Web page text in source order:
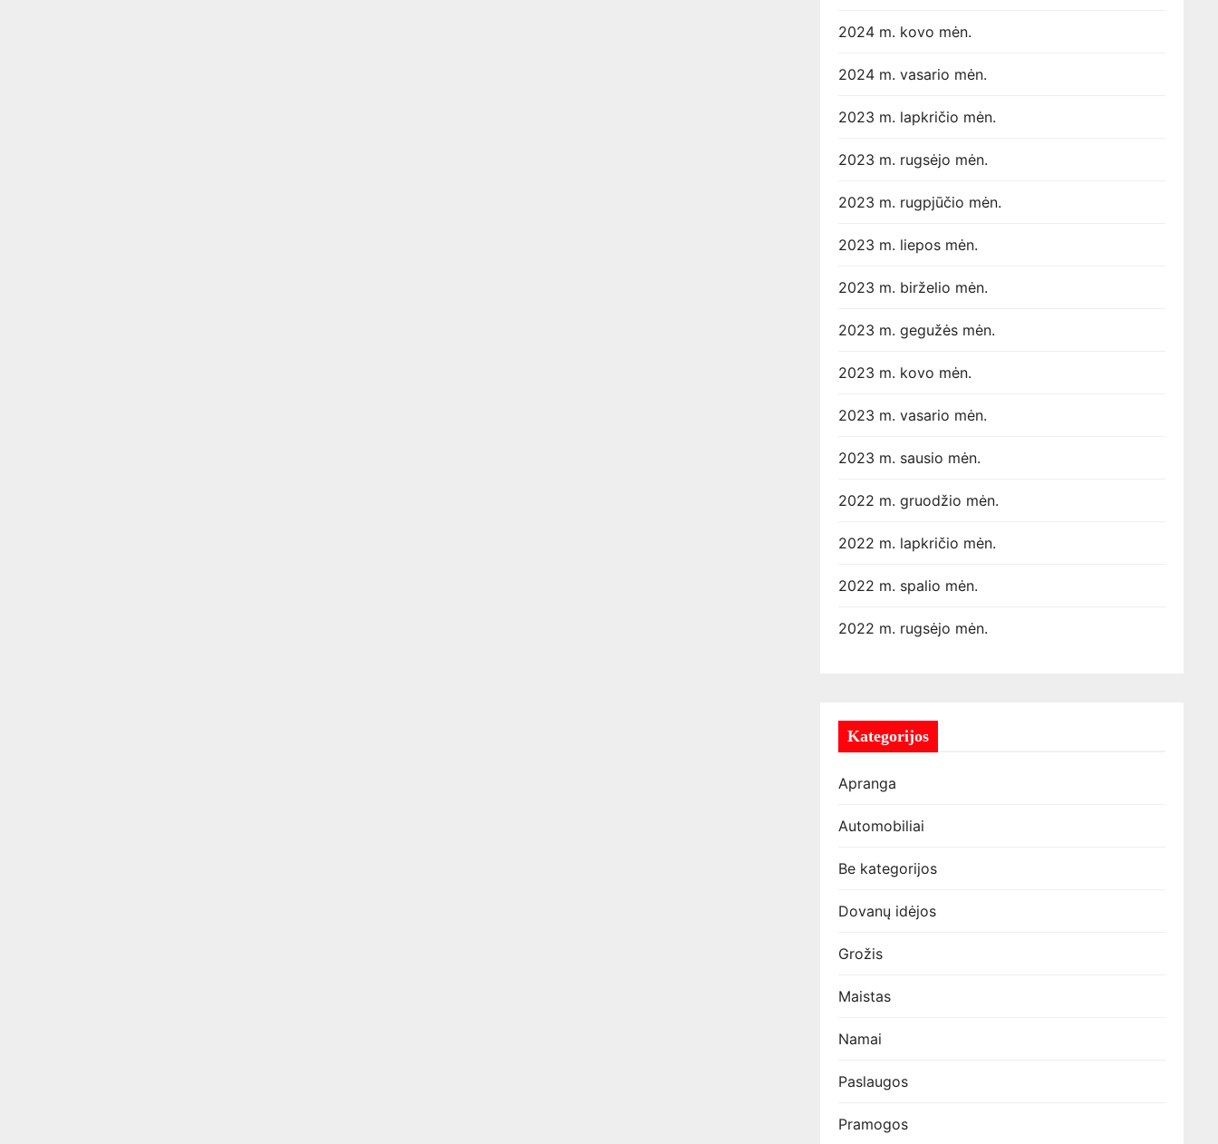
2024 m. kovo mėn.
2024 m. vasario mėn.
2023 m. lapkričio mėn.
2023 m. rugsėjo mėn.
2023 m. rugpjūčio mėn.
2023 m. liepos mėn.
2023 m. birželio mėn.
2023 m. gegužės mėn.
2023 m. kovo mėn.
2023 m. vasario mėn.
2023 m. sausio mėn.
2022 m. gruodžio mėn.
2022 m. lapkričio mėn.
2022 m. spalio mėn.
2022 m. rugsėjo mėn.
Kategorijos
Apranga
Automobiliai
Be kategorijos
Dovanų idėjos
Grožis
Maistas
Namai
Paslaugos
Pramogos